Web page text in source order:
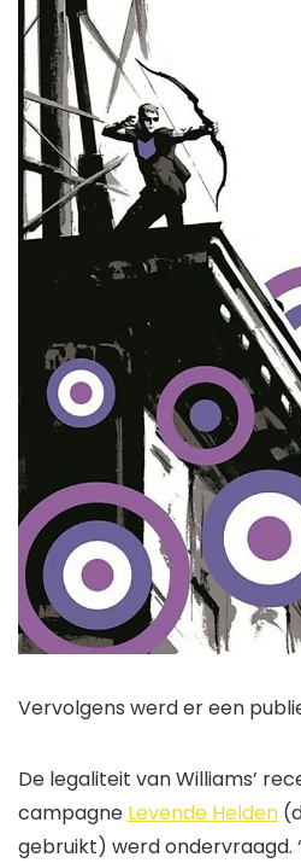
Vervolgens werd er een
De legaliteit van Williams’
campagne Levende Helden
gebruikt) werd ondervraagd.